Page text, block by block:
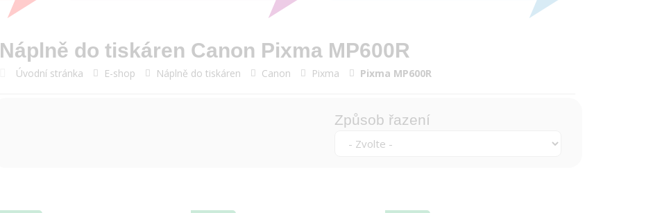
Náplně do tiskáren Canon Pixma MP600R
Úvodní stránka E-shop Náplně do tiskáren Canon Pixma Pixma MP600R
Způsob řazení